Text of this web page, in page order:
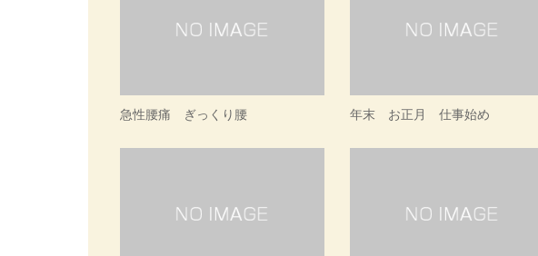
急性腰痛 ぎっくり腰 年末 お正月 仕事始め